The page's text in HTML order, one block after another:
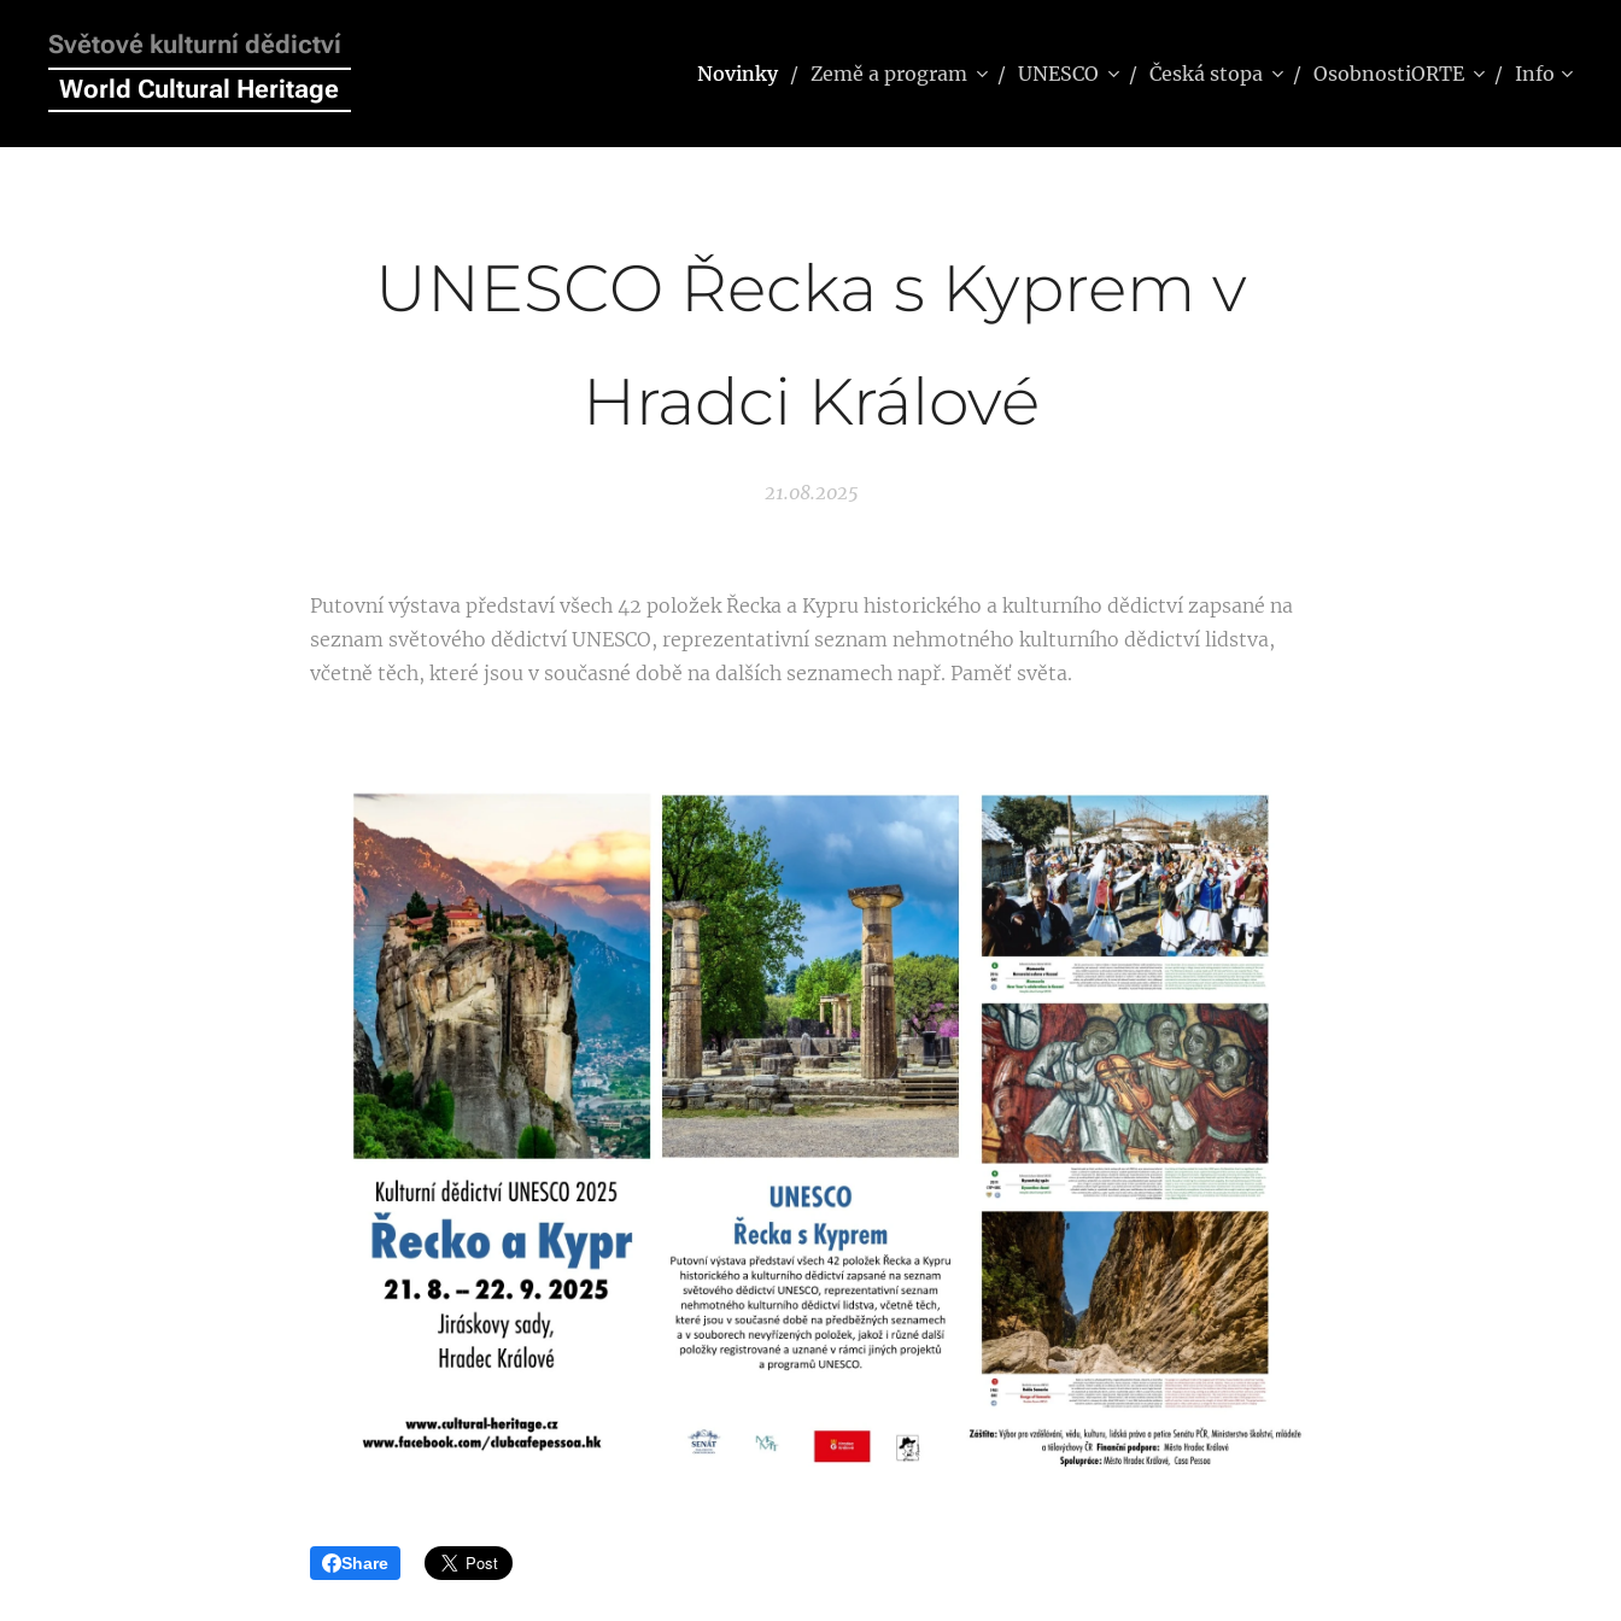
Světové kulturní dědictví
World Cultural Heritage
Novinky Země a program UNESCO Česká stopa OsobnostiORTE Info
UNESCO Řecka s Kyprem v
Hradci Králové
21.08.2025
Putovní výstava představí všech 42 položek Řecka a Kypru historického a kulturního dědictví zapsané na
seznam světového dědictví UNESCO, reprezentativní seznam nehmotného kulturního dědictví lidstva,
včetně těch, které jsou v současné době na dalších seznamech např. Paměť světa.
Share